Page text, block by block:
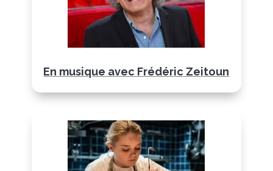
En musique avec Frédéric Zeitoun